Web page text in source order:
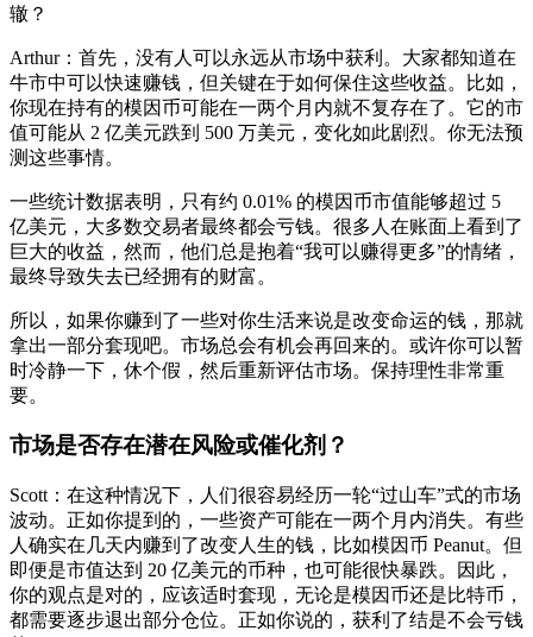
辙？
Arthur：首先，没有人可以永远从市场中获利。大家都知道在
牛市中可以快速赚钱，但关键在于如何保住这些收益。比如，
你现在持有的模因币可能在一两个月内就不复存在了。它的市
值可能从 2 亿美元跌到 500 万美元，变化如此剧烈。你无法预
测这些事情。
一些统计数据表明，只有约 0.01% 的模因币市值能够超过 5
亿美元，大多数交易者最终都会亏钱。很多人在账面上看到了
巨大的收益，然而，他们总是抱着“我可以赚得更多”的情绪，
最终导致失去已经拥有的财富。
所以，如果你赚到了一些对你生活来说是改变命运的钱，那就
拿出一部分套现吧。市场总会有机会再回来的。或许你可以暂
时冷静一下，休个假，然后重新评估市场。保持理性非常重
要。
市场是否存在潜在风险或催化剂？
Scott：在这种情况下，人们很容易经历一轮“过山车”式的市场
波动。正如你提到的，一些资产可能在一两个月内消失。有些
人确实在几天内赚到了改变人生的钱，比如模因币 Peanut。但
即便是市值达到 20 亿美元的币种，也可能很快暴跌。因此，
你的观点是对的，应该适时套现，无论是模因币还是比特币，
都需要逐步退出部分仓位。正如你说的，获利了结是不会亏钱